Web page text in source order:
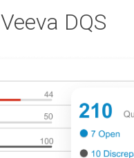
Veeva DQS